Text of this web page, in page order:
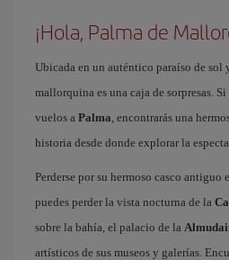
¡Hola, Palma de
Ubicada en un auténtico paraíso de sol
mallorquina es una caja de sorpresas.
vuelos a Palma, encontrarás una
historia desde donde explorar la
Perderse por su hermoso casco antiguo
puedes perder la vista nocturna de la
sobre la bahía, el palacio de la
artísticos de sus museos y galerías.